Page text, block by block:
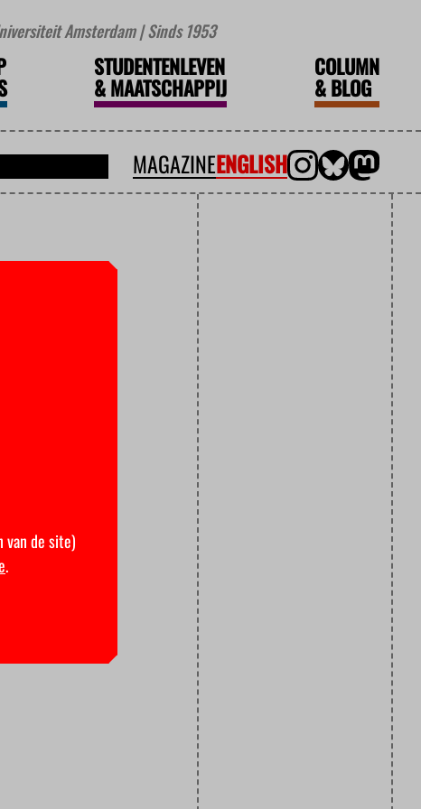
Amsterdam | Sinds 1953
STUDENTENLEVEN
&MAATSCHAPPIJ
COLUMN
&BLOG
MAGAZINEENGLISH
van de site)
.